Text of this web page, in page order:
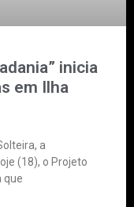
inicia
em Ilha
a
(18), o Projeto
que